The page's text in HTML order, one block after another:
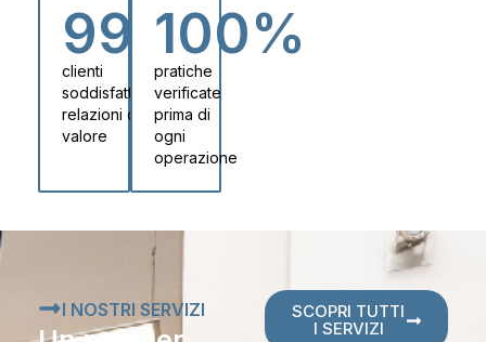
clienti
soddisfatti,
relazioni di
valore
99 %
pratiche
verificate
prima di
ogni
operazione
100%
I NOSTRI SERVIZI
SCOPRI TUTTI
I SERVIZI